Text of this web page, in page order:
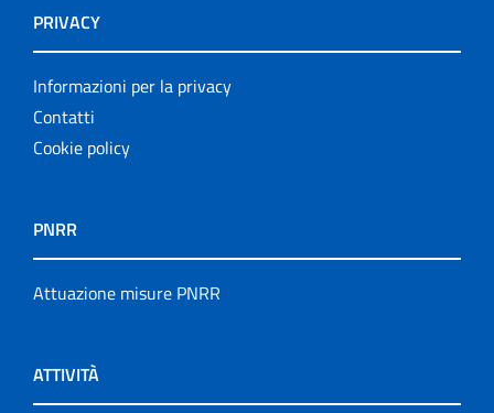
PRIVACY
Informazioni per la privacy
Contatti
Cookie policy
PNRR
Attuazione misure PNRR
ATTIVITÀ